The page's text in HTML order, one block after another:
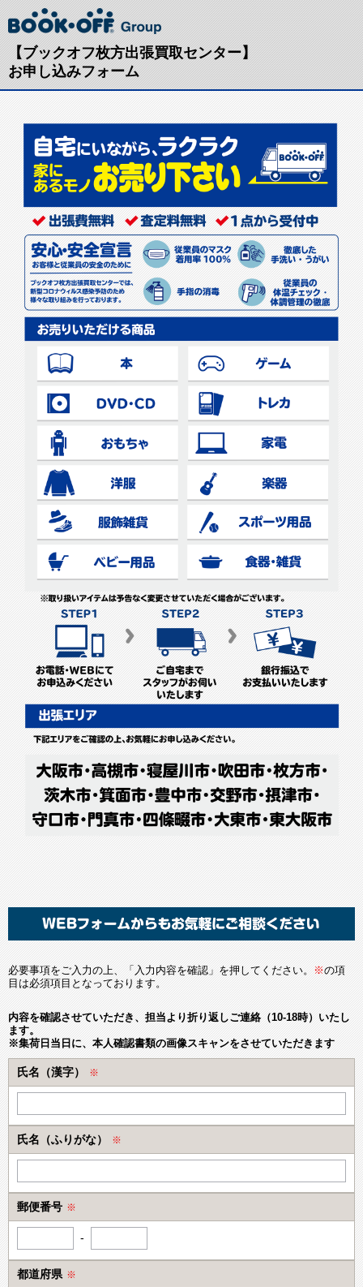
【ブックオフ枚方出張買取センター】
お申し込みフォーム
必要事項をご入力の上、「入力内容を確認」を押してください。 ※の項
目は必須項目となっております。
内容を確認させていただき、担当より折り返しご連絡（10-18時）いたし
ます。
※集荷日当日に、本人確認書類の画像スキャンをさせていただきます
氏名（漢字） ※
氏名（ふりがな） ※
郵便番号 ※
-
都道府県 ※